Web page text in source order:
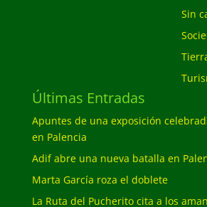
Sin
Últimas Entradas
Apuntes de una exposición
en Palencia
Adif abre una nueva batalla en
Marta García roza el doblete
La Ruta del Pucherito cita a los